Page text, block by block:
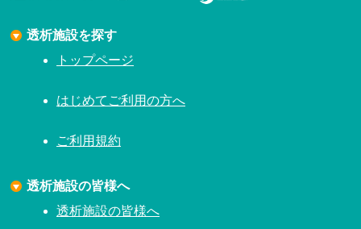
透析施設を探す
トップページ
はじめてご利用の方へ
ご利用規約
透析施設の皆様へ
透析施設の皆様へ